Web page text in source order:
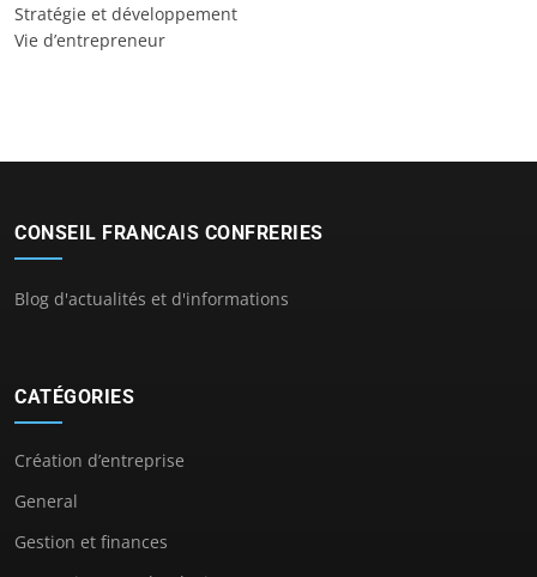
Stratégie et développement
Vie d’entrepreneur
CONSEIL FRANCAIS CONFRERIES
Blog d'actualités et d'informations
CATÉGORIES
Création d’entreprise
General
Gestion et finances